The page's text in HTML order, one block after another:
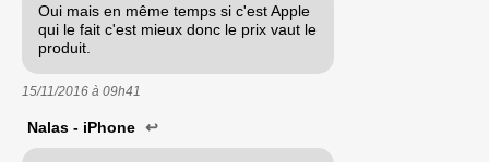
Oui mais en même temps si c'est Apple
qui le fait c'est mieux donc le prix vaut le
produit.
15/11/2016 à 09h41
Nalas - iPhone ↩